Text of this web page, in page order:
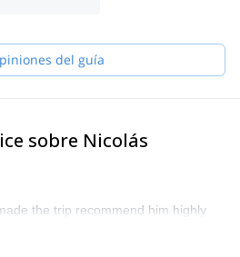
del guía
sobre Nicolás
the trip recommend him highly